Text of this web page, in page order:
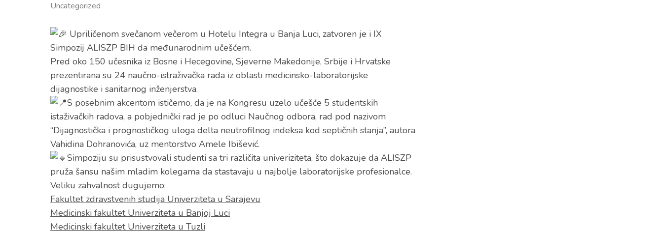
Uncategorized
Upriličenom svečanom večerom u Hotelu Integra u Banja Luci, zatvoren je i IX
Simpozij ALISZP BIH da međunarodnim učešćem.
Pred oko 150 učesnika iz Bosne i Hecegovine, Sjeverne Makedonije, Srbije i Hrvatske
prezentirana su 24 naučno-istraživačka rada iz oblasti medicinsko-laboratorijske
dijagnostike i sanitarnog inženjerstva.
S posebnim akcentom ističemo, da je na Kongresu uzelo učešće 5 studentskih
istaživačkih radova, a pobjednički rad je po odluci Naučnog odbora, rad pod nazivom
“Dijagnostička i prognostičkog uloga delta neutrofilnog indeksa kod septičnih stanja”, autora
Vahidina Dohranovića, uz mentorstvo Amele Ibišević.
Simpoziju su prisustvovali studenti sa tri različita univeriziteta, što dokazuje da ALISZP
pruža šansu našim mladim kolegama da stastavaju u najbolje laboratorijske profesionalce.
Veliku zahvalnost dugujemo:
Fakultet zdravstvenih studija Univerziteta u Sarajevu
Medicinski fakultet Univerziteta u Banjoj Luci
Medicinski fakultet Univerziteta u Tuzli